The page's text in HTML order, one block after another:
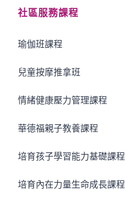
社區服務課程
瑜伽班課程
兒童按摩推拿班
情緒健康壓力管理課程
華德福親子教養課程
培育孩子學習能力基礎課程
培育內在力量生命成長課程